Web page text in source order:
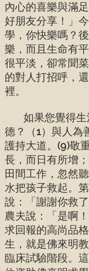
內心的喜樂與滿
好朋友分享！」
學，你快樂嗎？
樂，而且生命有
很平淡，卻常聞
的對人打招呼，
裡。
如果您覺得生
德？（1）與人為
護持大道。(9)敬
長，而日有所增
田間工作，忽然
水把孩子救起。
說：「謝謝你救
農夫說：「是啊
求回報的高尚品
生，就是佛來明
臨床試驗階段。